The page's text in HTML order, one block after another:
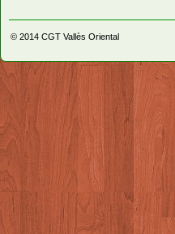
© 2014 CGT Vallès Oriental